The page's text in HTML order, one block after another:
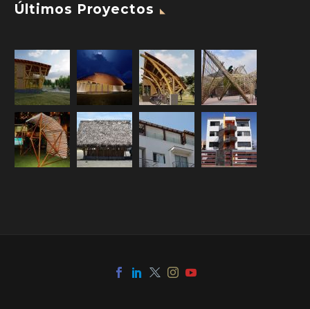
Últimos Proyectos